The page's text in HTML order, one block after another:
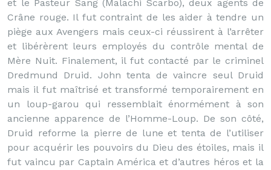
et le Pasteur Sang (Malachi Scarbo), deux agents de
Crâne rouge. Il fut contraint de les aider à tendre un
piège aux Avengers mais ceux-ci réussirent à l’arrêter
et libérèrent leurs employés du contrôle mental de
Mère Nuit. Finalement, il fut contacté par le criminel
Dredmund Druid. John tenta de vaincre seul Druid
mais il fut maîtrisé et transformé temporairement en
un loup-garou qui ressemblait énormément à son
ancienne apparence de l’Homme-Loup. De son côté,
Druid reforme la pierre de lune et tenta de l’utiliser
pour acquérir les pouvoirs du Dieu des étoiles, mais il
fut vaincu par Captain América et d’autres héros et la